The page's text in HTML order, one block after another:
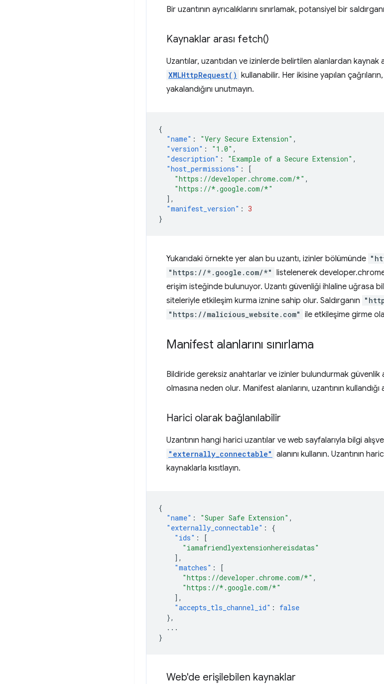
Bir uzantının ayrıcalıklarını sınırlamak, potansiyel bir
Kaynaklar arası fetch()
Uzantılar, uzantıdan ve izinlerde belirtilen alanlardan kaynak
XMLHttpRequest() kullanabilir. Her ikisine yapılan
yakalandığını unutmayın.
{
"name" : "Very Secure Extension" ,
"version" : "1.0" ,
"description" : "Example of a Secure Extension" ,
"host_permissions" :
[
"https://developer.chrome.com/*" ,
"https://*.google.com/*"
],
"manifest_version" : 3
}
Yukarıdaki örnekte yer alan bu uzantı, izinler bölümünde
"https://*.google.com/*" listelenerek
erişim isteğinde bulunuyor. Uzantı güvenliği ihlaline uğrasa
siteleriyle etkileşim kurma iznine sahip olur. Saldırganın
"https://malicious_website.com" ile etkileşime girme
Manifest alanlarını sınırlama
Bildiride gereksiz anahtarlar ve izinler bulundurmak güvenlik
olmasına neden olur. Manifest alanlarını, uzantının kullandığı
Harici olarak bağlanılabilir
Uzantının hangi harici uzantılar ve web sayfalarıyla bilgi
"externally_connectable" alanını kullanın. Uzantının
kaynaklarla kısıtlayın.
{
"name" : "Super Safe Extension" ,
"externally_connectable" :
{
"ids" :
[
"iamafriendlyextensionhereisdatas"
],
"matches" :
[
"https://developer.chrome.com/*" ,
"https://*.google.com/*"
],
"accepts_tls_channel_id" :
false
},
...
}
Web'de erişilebilen kaynaklar